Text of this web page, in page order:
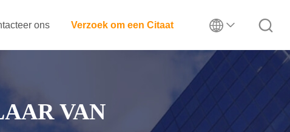
ons Verzoek om een Citaat
VAN